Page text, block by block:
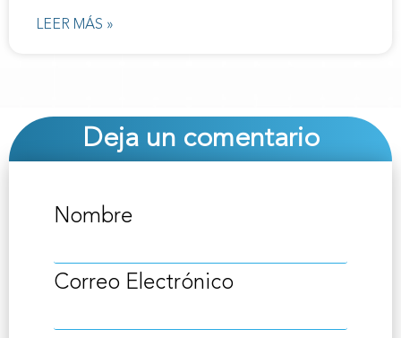
LEER MÁS »
Deja un comentario
Nombre
Correo Electrónico